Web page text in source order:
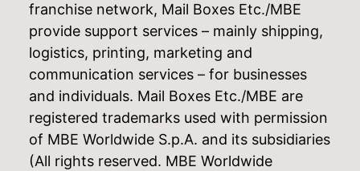
franchise network, Mail Boxes Etc./MBE
provide support services – mainly shipping,
logistics, printing, marketing and
communication services – for businesses
and individuals. Mail Boxes Etc./MBE are
registered trademarks used with permission
of MBE Worldwide S.p.A. and its subsidiaries
(All rights reserved. MBE Worldwide